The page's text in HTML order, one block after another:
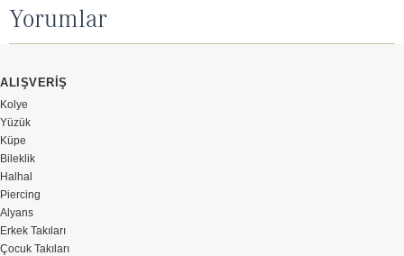
Yorumlar
ALIŞVERİŞ
Kolye
Yüzük
Küpe
Bileklik
Halhal
Piercing
Alyans
Erkek Takıları
Çocuk Takıları